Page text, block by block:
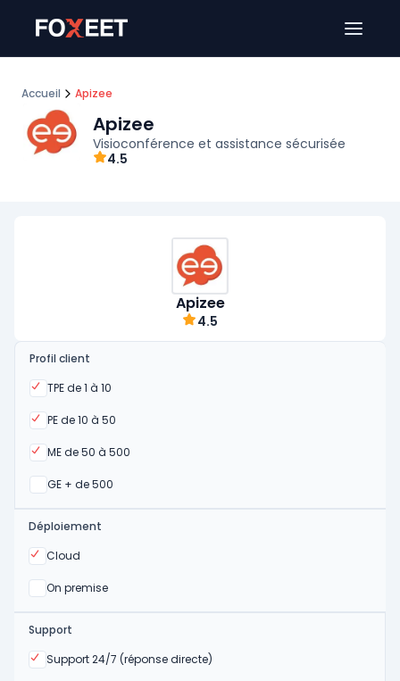
Accueil Apizee
Apizee
Visioconférence et assistance sécurisée
4.5
Apizee
4.5
Profil client
TPE de 1 à 10
Oui
PE de 10 à 50
Oui
ME de 50 à 500
Oui
GE + de 500
Oui
Déploiement
Cloud
Oui
On premise
Oui
Support
Support 24/7 (réponse directe)
Oui